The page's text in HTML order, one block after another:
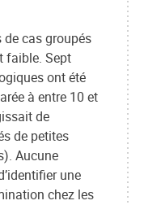
cas groupés
faible. Sept
ont été
à entre 10 et
de
de petites
Aucune
une
chez les